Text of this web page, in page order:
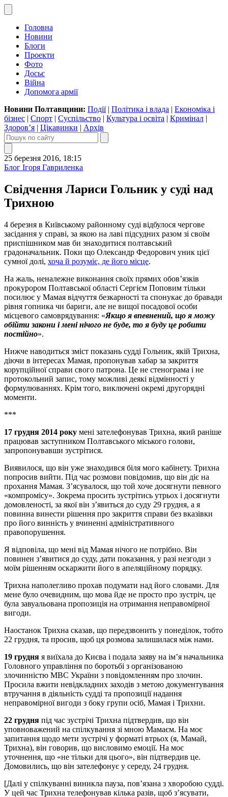
Головна
Новини
Блоги
Проекти
Фото
Досьє
Війна
Допомога армії
Новини Полтавщини: Події| Політика і влада | Економіка і
бізнес | Спорт | Суспільство | Культура і освіта | Кримінал |
Здоров’я | Цікавинки | Архів
25 березня 2016, 18:15
Блог Ігоря Гавриленка
Свідчення Лариси Гольник у суді над
Трихною
4 березня в Київському районному суді відбулося чергове
засідання у справі, за якою на лаві підсудних разом зі своїм
приспішником мав би знаходитися полтавський
градоначальник. Поки що Олександр Федорович уник цієї
сумної долі, хоча й розуміє, де його місце.
На жаль, неналежне виконання своїх прямих обов’язків
прокурором Полтавської області Сергієм Поповим тільки
посилює у Мамая відчуття безкарності та спонукає до бравади
рівня гопника чи бариги, але не вищої посадової особи
місцевого самоврядування: «Якщо я впевнений, що я можу
обійти закони і мені нічого не буде, то я буду це робити
постійно».
Нижче наводиться зміст показань судді Гольник, якій Трихна,
діючи в інтересах Мамая, пропонував хабар за закриття
корупційної справи свого патрона. Це не стенограма і не
протокольний запис, тому можливі деякі відмінності у
формулюваннях. Крім того, виключені окремі другорядні
моменти.
***
17 грудня 2014 року мені зателефонував Трихна, який раніше
працював заступником Полтавського міського голови,
запропонувавши зустрітися.
Виявилося, що він уже знаходився біля мого кабінету. Трихна
попросив вийти. Під час розмови повідомив, що він діє на
прохання Мамая. З’ясувалося, що той хоче досягнути певного
«компромісу». Зокрема просить зустрітись утрьох і досягнути
домовленості, за якої він з’явиться до суду 29 грудня, а я
повинна винести рішення про закриття справи без вказівки
про його винність у вчиненні адміністративного
правопорушення.
Я відповіла, що мені від Мамая нічого не потрібно. Він
повинен з’явитися до суду, дати показання, у разі незгоди з
моїм рішенням оскаржити його в апеляційному порядку.
Трихна наполегливо прохав подумати над його словами. Для
мене було очевидним, що мова йде не просто про зустріч, це
була завуальована пропозиція на отримання неправомірної
вигоди.
Наостанок Трихна сказав, що передзвонить у понеділок, тобто
22 грудня, та просив, щоб ця розмова залишилася між нами.
19 грудня я виїхала до Києва і подала заяву на ім’я начальника
Головного управління по боротьбі з організованою
злочинністю МВС України з повідомленням про злочин.
Просила вжити невідкладних заходів з метою документування
втручання в діяльність судді та пропозиції надання
неправомірної вигоди з боку групи осіб, Мамая і Трихни.
22 грудня під час зустрічі Трихна підтвердив, що він
уповноважений на спілкування зі мною Мамаєм. На моє
запитання щодо мети зустрічі у форматі втрьох (я, Мамай,
Трихна), він говорив, що висловимо емоції. На моє
уточнення, що «не тільки для цього», він підтвердив це.
Домовились, що він зателефонує у середу, 24 грудня.
[Далі у спілкуванні виникла пауза, пов’язана з хворобою судді.
У цей час Трихна телефонував кілька разів, щоб з’ясувати,